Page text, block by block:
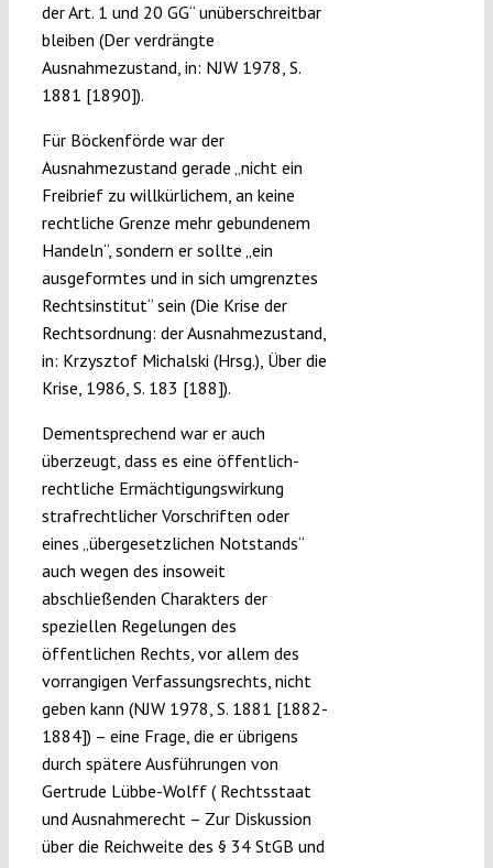
der Art. 1 und 20 GG“ unüberschreitbar
bleiben (Der verdrängte
Ausnahmezustand, in: NJW 1978, S.
1881 [1890]).
Für Böckenförde war der
Ausnahmezustand gerade „nicht ein
Freibrief zu willkürlichem, an keine
rechtliche Grenze mehr gebundenem
Handeln“, sondern er sollte „ein
ausgeformtes und in sich umgrenztes
Rechtsinstitut“ sein (Die Krise der
Rechtsordnung: der Ausnahmezustand,
in: Krzysztof Michalski (Hrsg.), Über die
Krise, 1986, S. 183 [188]).
Dementsprechend war er auch
überzeugt, dass es eine öffentlich-
rechtliche Ermächtigungswirkung
strafrechtlicher Vorschriften oder
eines „übergesetzlichen Notstands“
auch wegen des insoweit
abschließenden Charakters der
speziellen Regelungen des
öffentlichen Rechts, vor allem des
vorrangigen Verfassungsrechts, nicht
geben kann (NJW 1978, S. 1881 [1882-
1884]) – eine Frage, die er übrigens
durch spätere Ausführungen von
Gertrude Lübbe-Wolff ( Rechtsstaat
und Ausnahmerecht – Zur Diskussion
über die Reichweite des § 34 StGB und